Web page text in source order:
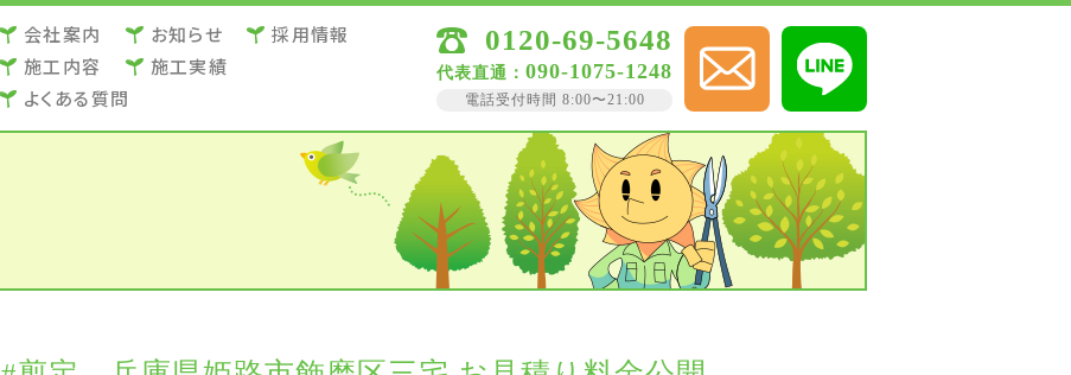
会社案内 お知らせ
採用情報
施⼯内容
施⼯実績
よくある質問
0120-69-5648
代表直通： 090-1075-1248
電話受付時間 8:00〜21:00